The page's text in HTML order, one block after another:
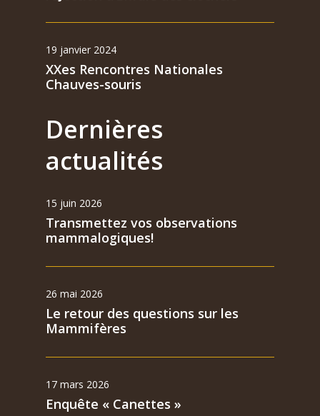
19 janvier 2024
XXes Rencontres Nationales
Chauves-souris
Dernières
actualités
15 juin 2026
Transmettez vos observations
mammalogiques!
26 mai 2026
Le retour des questions sur les
Mammifères
17 mars 2026
Enquête « Canettes »